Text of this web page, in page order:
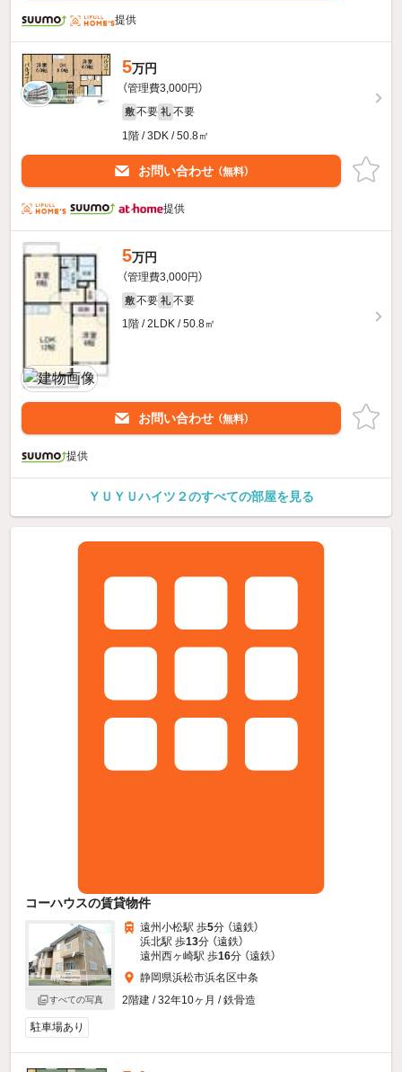
提供
5万円
（管理費3,000円）
敷 不要 礼 不要
1階 / 3DK / 50.8㎡
お問い合わせ （無料）
提供
5万円
（管理費3,000円）
敷 不要 礼 不要
1階 / 2LDK / 50.8㎡
お問い合わせ （無料）
提供
ＹＵＹＵハイツ２のすべての部屋を見る
コーハウスの賃貸物件
すべての写真
遠州小松駅 歩5分 （遠鉄）
浜北駅 歩13分 （遠鉄）
遠州西ヶ崎駅 歩16分 （遠鉄）
静岡県浜松市浜名区中条
2階建 / 32年10ヶ月 / 鉄骨造
駐車場あり